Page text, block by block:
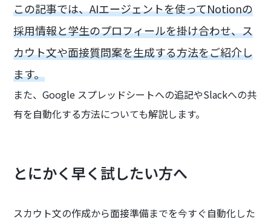
この記事では、AIエージェントを使ってNotionの
採用情報と学生のプロフィールを掛け合わせ、ス
カウト文や面接質問案を生成する方法をご紹介し
ます。
また、Google スプレッドシートへの追記やSlackへの共
有を自動化する方法についても解説します。
とにかく早く試したい方へ
スカウト文の作成から面接準備までを今すぐ自動化した